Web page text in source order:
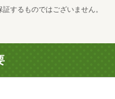
するものではございません。